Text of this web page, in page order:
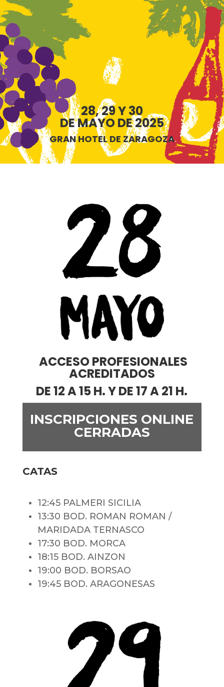
28, 29 Y 30
DE MAYO DE 2025
GRAN HOTEL DE ZARAGOZA
ACCESO PROFESIONALES
ACREDITADOS
DE 12 A 15 H. Y DE 17 A 21 H.
INSCRIPCIONES ONLINE
CERRADAS
CATAS
12:45 PALMERI SICILIA
13:30 BOD. ROMAN ROMAN /
MARIDADA TERNASCO
17:30 BOD. MORCA
18:15 BOD. AINZON
19:00 BOD. BORSAO
19:45 BOD. ARAGONESAS